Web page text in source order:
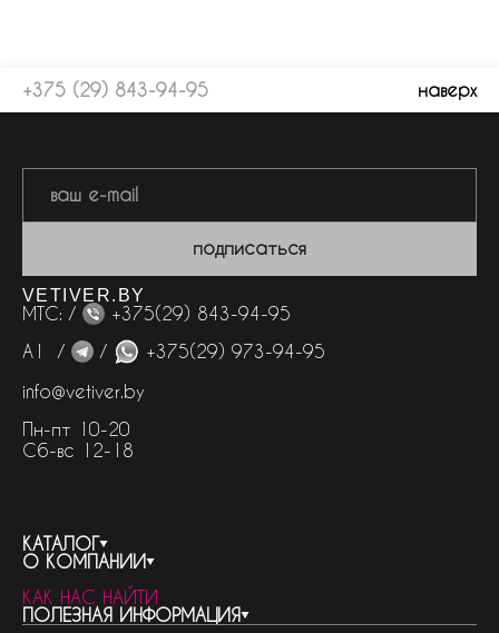
+375 (29) 843-94-95 наверх
подписаться
VETIVER.BY
МТС: /
+375(29) 843-94-95
А1 /
/
+375(29) 973-94-95
info@vetiver.by
Пн-пт 10-20
Сб-вс 12-18
КАТАЛОГ
весь каталог
бренды
женская парфюмерия
О КОМПАНИИ
контакты
о компании
КАК НАС НАЙТИ
ПОЛЕЗНАЯ ИНФОРМАЦИЯ